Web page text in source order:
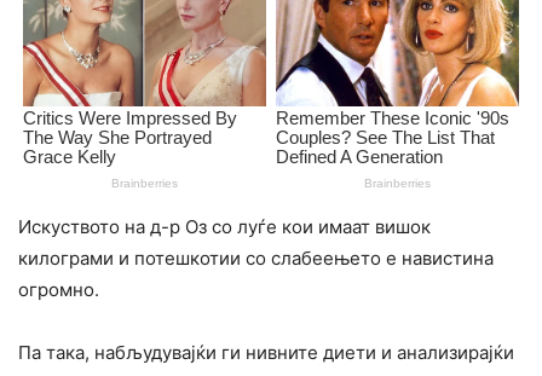
Искуството на д-р Оз со луѓе кои имаат вишок
килограми и потешкотии со слабеењето е навистина
огромно.
Па така, набљудувајќи ги нивните диети и анализирајќи